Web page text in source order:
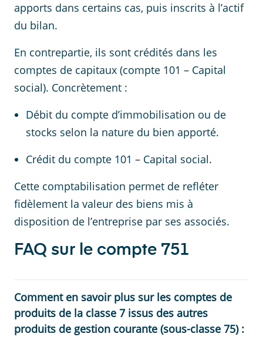
apports dans certains cas, puis inscrits à l’actif
du bilan.
En contrepartie, ils sont crédités dans les
comptes de capitaux (compte 101 – Capital
social). Concrètement :
Débit du compte d’immobilisation ou de
stocks selon la nature du bien apporté.
Crédit du compte 101 – Capital social.
Cette comptabilisation permet de refléter
fidèlement la valeur des biens mis à
disposition de l’entreprise par ses associés.
FAQ sur le compte 751
Comment en savoir plus sur les comptes de
produits de la classe 7 issus des autres
produits de gestion courante (sous-classe 75) :